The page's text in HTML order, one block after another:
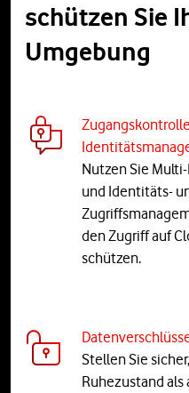
schützen Sie
Umgebung
Nutzen Sie
und Identitäts-
den Zugriff auf
schützen.
Stellen Sie
Ruhezustand als